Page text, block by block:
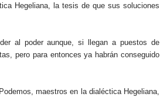
Hegeliana, la tesis de que sus soluciones
al poder aunque, si llegan a puestos de
pero para entonces ya habrán conseguido
maestros en la dialéctica Hegeliana,